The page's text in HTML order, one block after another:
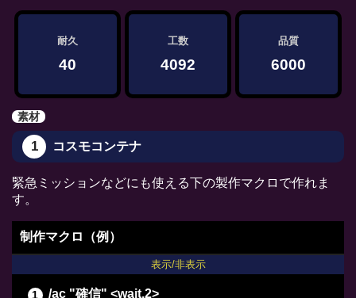
/ac "下地加工" <wait.3>
/ac "パーフェクトメンド" <wait.3>
/ac "イノベーション" <wait.2>
/ac "下地加工" <wait.3>
/ac "グレートストライド" <wait.2>
/ac "ビエルゴの祝福" <wait.3>
/ac "下地作業" <wait.3>
耐久
40
工数
4092
品質
6000
素材
1 コスモコンテナ
緊急ミッションなどにも使える下の製作マクロで作れま
す。
制作マクロ（例）
表示/非表示
/ac "確信" <wait.2>